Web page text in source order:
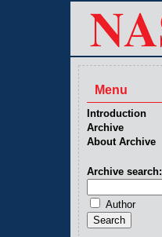
Menu
Introduction
Archive
About Archive
Archive search:
Author